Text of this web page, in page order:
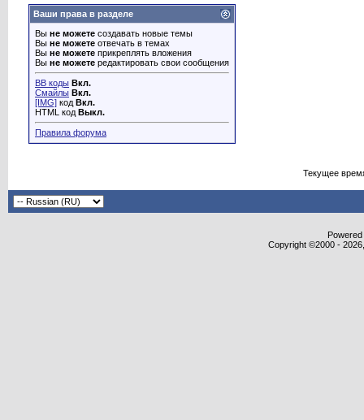
Ваши права в разделе
Вы не можете создавать новые темы
Вы не можете отвечать в темах
Вы не можете прикреплять вложения
Вы не можете редактировать свои сообщения
BB коды Вкл.
Смайлы Вкл.
[IMG] код Вкл.
HTML код Выкл.
Правила форума
Текущее
Copyright ©2000 -